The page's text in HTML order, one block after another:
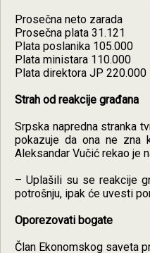
Prosečna neto
Prosečna plata
Plata poslanika
Plata ministara
Plata direktora JP
Strah od reakcije građana
Srpska napredna stranka
pokazuje da ona ne zna
Aleksandar Vučić rekao je
– Uplašili su se reakcije
potrošnju, ipak će uvesti
Oporezovati bogate
Član Ekonomskog saveta